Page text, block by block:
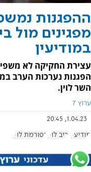
ההפגנות
מפגינים מול
במודיעין
עצירת החקיקה לא
הפגנות נערכות הערב
השר לוין.
ערוץ 7
1.04.23, 20:45
מודיעין יריב לוין רפורמת לוין